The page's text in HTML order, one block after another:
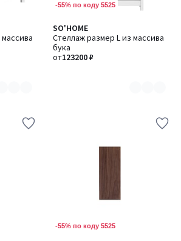
-55% по коду 5525
SO'HOME
Стеллаж размер L из массива
бука
от123200 ₽
Количество
цветов:
2
-55% по коду 5525